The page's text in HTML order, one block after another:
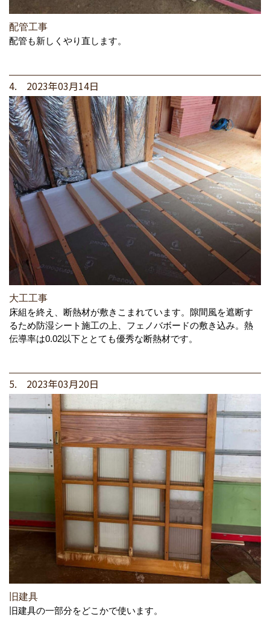
配管工事
配管も新しくやり直します。
4. 2023年03月14日
大工工事
床組を終え、断熱材が敷きこまれています。隙間風を遮断す
るため防湿シート施工の上、フェノバボードの敷き込み。熱
伝導率は0.02以下ととても優秀な断熱材です。
5. 2023年03月20日
旧建具
旧建具の一部分をどこかで使います。